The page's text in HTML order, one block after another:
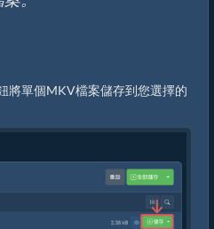
將單個MKV檔案儲存到您選擇的